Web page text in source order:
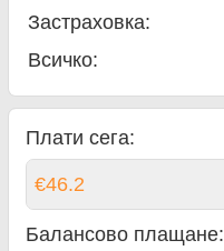
Застраховка:
Всичко:
Плати сега:
€46.2
Балансово плащане: